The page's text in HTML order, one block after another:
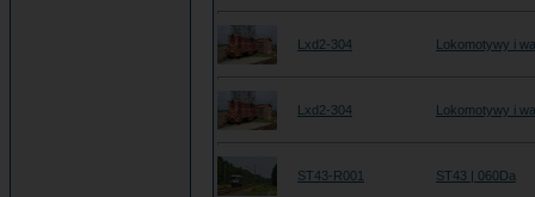
Lxd2-304 Lokomotywy i
Lxd2-304 Lokomotywy i
ST43-R001 ST43 | 060Da